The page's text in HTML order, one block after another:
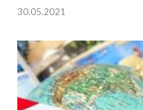
30.05.2021